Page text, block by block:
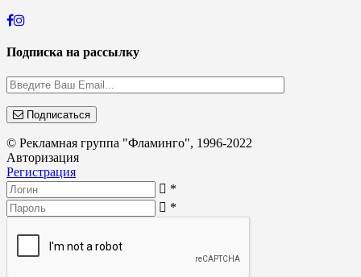
Подписка на рассылку
Подписаться
© Рекламная группа "Фламинго", 1996-2022
Авторизация
Регистрация
*
*